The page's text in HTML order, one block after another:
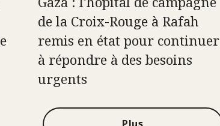
de la Croix-Rouge à Rafah
remis en état pour continuer
à répondre à des besoins
urgents